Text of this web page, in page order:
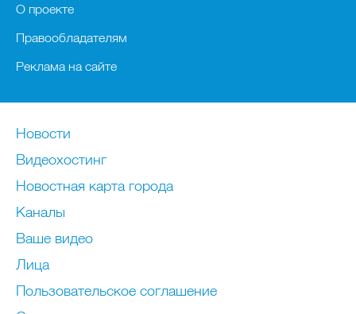
О проекте
Правообладателям
Реклама на сайте
Новости
Видеохостинг
Новостная карта города
Каналы
Ваше видео
Лица
Пользовательское соглашение